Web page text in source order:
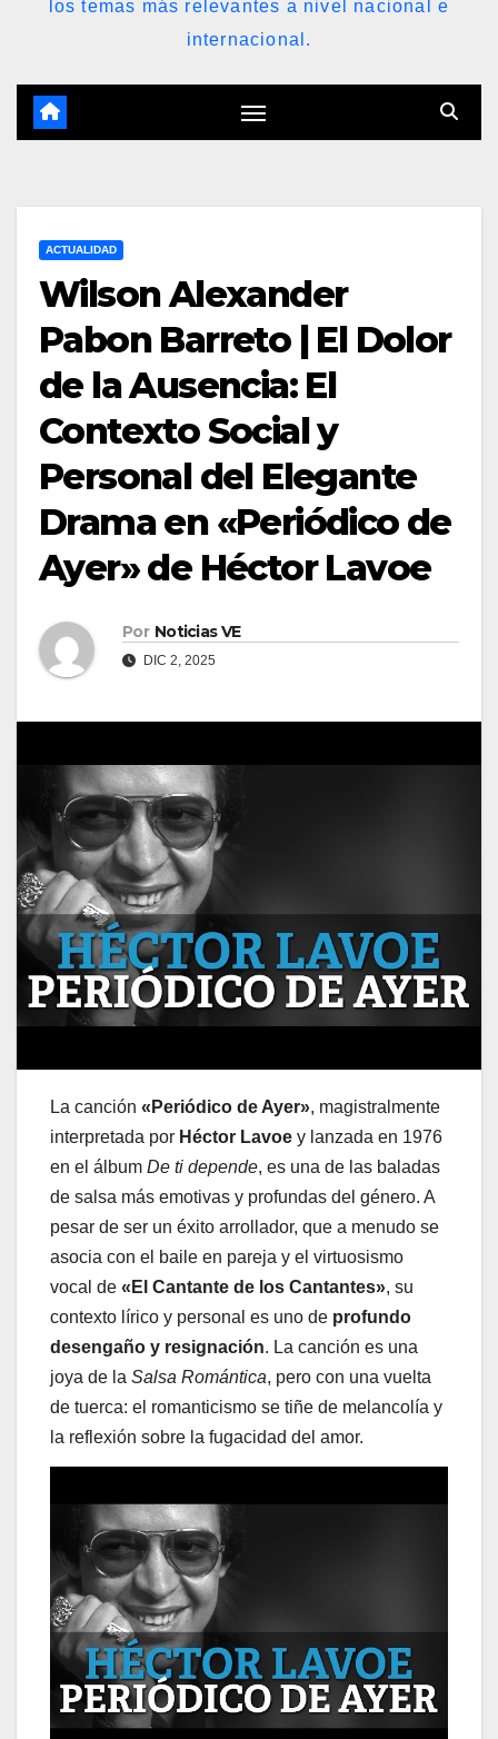
los temas más relevantes a nivel nacional e
internacional.
ACTUALIDAD
Wilson Alexander
Pabon Barreto | El Dolor
de la Ausencia: El
Contexto Social y
Personal del Elegante
Drama en «Periódico de
Ayer» de Héctor Lavoe
Por Noticias VE
DIC 2, 2025
La canción «Periódico de Ayer», magistralmente
interpretada por Héctor Lavoe y lanzada en 1976
en el álbum De ti depende, es una de las baladas
de salsa más emotivas y profundas del género. A
pesar de ser un éxito arrollador, que a menudo se
asocia con el baile en pareja y el virtuosismo
vocal de «El Cantante de los Cantantes», su
contexto lírico y personal es uno de profundo
desengaño y resignación. La canción es una
joya de la Salsa Romántica, pero con una vuelta
de tuerca: el romanticismo se tiñe de melancolía y
la reflexión sobre la fugacidad del amor.